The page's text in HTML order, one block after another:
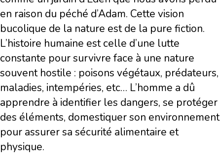
en raison du péché d’Adam. Cette vision
bucolique de la nature est de la pure fiction.
L’histoire humaine est celle d’une lutte
constante pour survivre face à une nature
souvent hostile : poisons végétaux, prédateurs,
maladies, intempéries, etc… L’homme a dû
apprendre à identifier les dangers, se protéger
des éléments, domestiquer son environnement
pour assurer sa sécurité alimentaire et
physique.